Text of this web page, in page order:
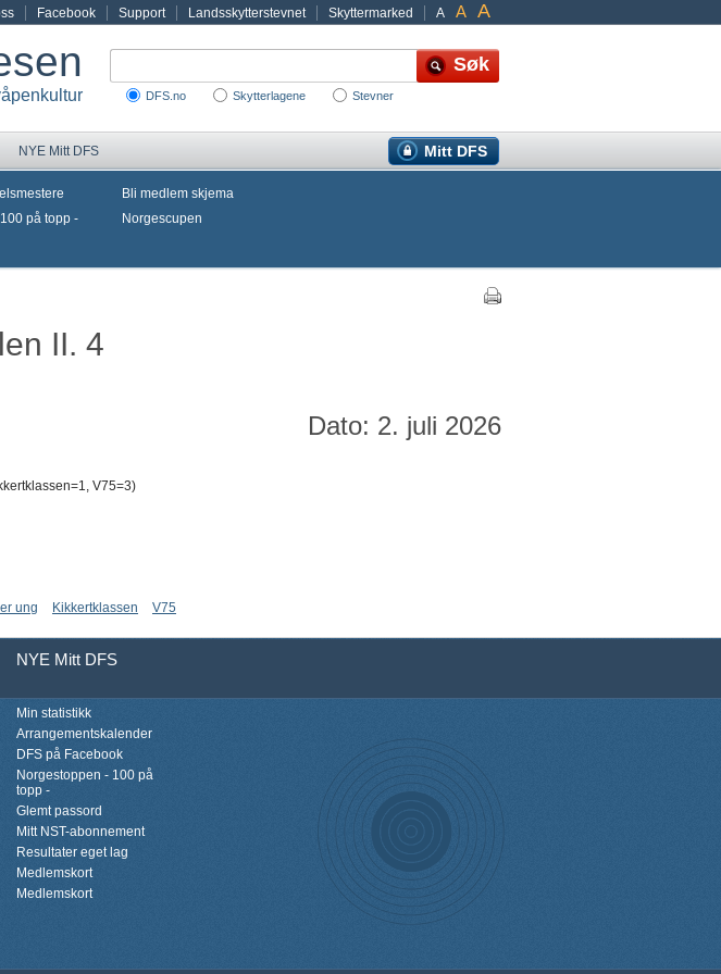
A A A
Facebook Support Landsskytterstevnet Skyttermarked
DFS.no Skytterlagene Stevner
Mitt DFS
NYE Mitt DFS
på topp -
Bli medlem skjema
Norgescupen
II. 4
Dato: 2. juli 2026
V75=3)
ung Kikkertklassen V75
NYE Mitt DFS
Min statistikk
Arrangementskalender
DFS på Facebook
Norgestoppen - 100 på
topp -
Glemt passord
Mitt NST-abonnement
Resultater eget lag
Medlemskort
Medlemskort